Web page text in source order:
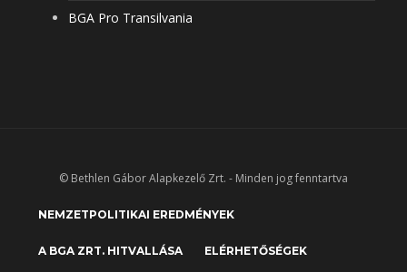
BGA Pro Transilvania
© Bethlen Gábor Alapkezelő Zrt. - Minden jog fenntartva
NEMZETPOLITIKAI EREDMÉNYEK
A BGA ZRT. HITVALLÁSA ELÉRHETŐSÉGEK